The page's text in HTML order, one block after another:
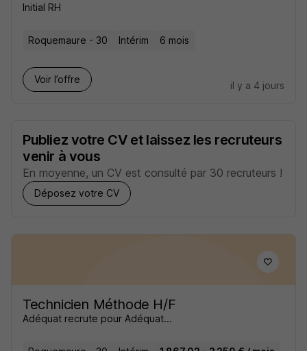
Initial RH
Roquemaure - 30 Intérim 6 mois
Voir l’offre
il y a 4 jours
Publiez votre CV et laissez les recruteurs
venir à vous
En moyenne, un CV est consulté par 30 recruteurs !
Déposez votre CV
Technicien Méthode H/F
Adéquat recrute pour Adéquat...